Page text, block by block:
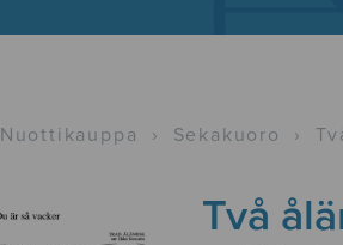
Nuottikauppa › Sekakuoro ›
Två